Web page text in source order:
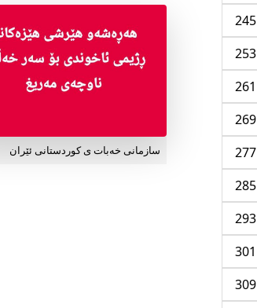
245
253
261
269
277
285
293
301
309
سازمانی خەبات ی کوردستانی ئێران